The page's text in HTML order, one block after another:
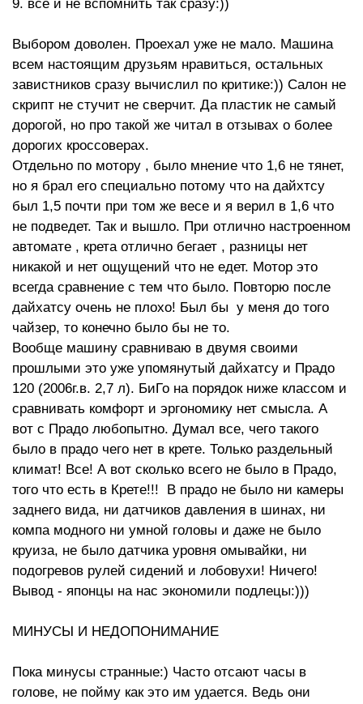
9. все и не вспомнить так сразу:))
Выбором доволен. Проехал уже не мало. Машина
всем настоящим друзьям нравиться, остальных
завистников сразу вычислил по критике:)) Салон не
скрипт не стучит не сверчит. Да пластик не самый
дорогой, но про такой же читал в отзывах о более
дорогих кроссоверах.
Отдельно по мотору , было мнение что 1,6 не тянет,
но я брал его специально потому что на дайхтсу
был 1,5 почти при том же весе и я верил в 1,6 что
не подведет. Так и вышло. При отлично настроенном
автомате , крета отлично бегает , разницы нет
никакой и нет ощущений что не едет. Мотор это
всегда сравнение с тем что было. Повторю после
дайхатсу очень не плохо! Был бы у меня до того
чайзер, то конечно было бы не то.
Вообще машину сравниваю в двумя своими
прошлыми это уже упомянутый дайхатсу и Прадо
120 (2006г.в. 2,7 л). БиГо на порядок ниже классом и
сравнивать комфорт и эргономику нет смысла. А
вот с Прадо любопытно. Думал все, чего такого
было в прадо чего нет в крете. Только раздельный
климат! Все! А вот сколько всего не было в Прадо,
того что есть в Крете!!! В прадо не было ни камеры
заднего вида, ни датчиков давления в шинах, ни
компа модного ни умной головы и даже не было
круиза, не было датчика уровня омывайки, ни
подогревов рулей сидений и лобовухи! Ничего!
Вывод - японцы на нас экономили подлецы:)))
МИНУСЫ И НЕДОПОНИМАНИЕ
Пока минусы странные:) Часто отсают часы в
голове, не пойму как это им удается. Ведь они